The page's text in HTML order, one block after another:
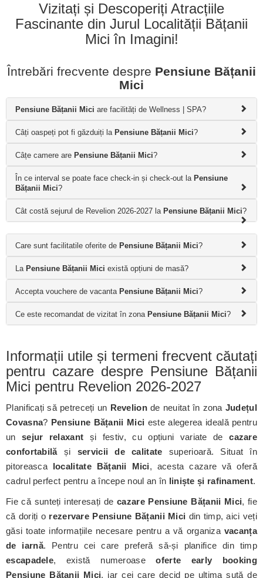
Vizitați și Descoperiți Atracțiile
Fascinante din Jurul Localității Bățanii
Mici în Imagini!
Întrebări frecvente despre Pensiune Bățanii
Mici
Pensiune Bățanii Mici are facilități de Wellness | SPA?
Câți oaspeți pot fi găzduiți la Pensiune Bățanii Mici?
Câțe camere are Pensiune Bățanii Mici?
În ce interval se poate face check-in și check-out la Pensiune
Bățanii Mici?
Cât costă sejurul de Revelion 2026-2027 la Pensiune Bățanii Mici?
Care sunt facilitatile oferite de Pensiune Bățanii Mici?
La Pensiune Bățanii Mici există opțiuni de masă?
Accepta vouchere de vacanta Pensiune Bățanii Mici?
Ce este recomandat de vizitat în zona Pensiune Bățanii Mici?
Informații utile și termeni frecvent căutați
pentru cazare despre Pensiune Bățanii
Mici pentru Revelion 2026-2027
Planificați să petreceți un Revelionde neuitat în zona Județul
Covasna? Pensiune Bățanii Mici este alegerea ideală pentru
un sejur relaxant și festiv, cu opțiuni variate decazare
confortabilăși servicii de calitate superioară. Situat în
pitoreasca localitate Bățanii Mici, acesta cazare vă oferă
cadrul perfect pentru a începe noul an în liniște și rafinament.
Fie că sunteți interesați decazare Pensiune Bățanii Mici, fie
că doriți o rezervare Pensiune Bățanii Mici din timp, aici veți
găsi toate informațiile necesare pentru a vă organiza vacanța
de iarnă. Pentru cei care preferă să-și planifice din timp
escapadele, există numeroaseoferte early booking
Pensiune Bățanii Mici, iar cei care decid pe ultima sută de